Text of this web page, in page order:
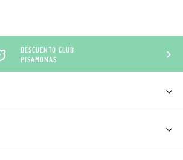
DESCUENTO CLUB
PISAMONAS